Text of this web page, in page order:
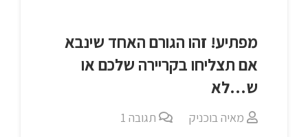
מפתיע! זהו הגורם האחד שינבא
אם תצליחו בקריירה שלכם או
ש…לא
מאיה בוכניק תגובה1